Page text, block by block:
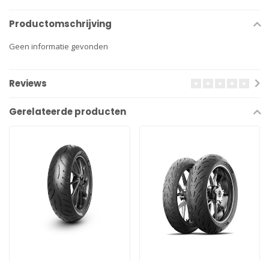
Productomschrijving
Geen informatie gevonden
Reviews
Gerelateerde producten